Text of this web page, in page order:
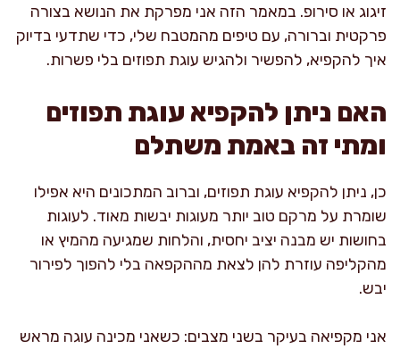
זיגוג או סירופ. במאמר הזה אני מפרקת את הנושא בצורה
פרקטית וברורה, עם טיפים מהמטבח שלי, כדי שתדעי בדיוק
איך להקפיא, להפשיר ולהגיש עוגת תפוזים בלי פשרות.
האם ניתן להקפיא עוגת תפוזים
ומתי זה באמת משתלם
כן, ניתן להקפיא עוגת תפוזים, וברוב המתכונים היא אפילו
שומרת על מרקם טוב יותר מעוגות יבשות מאוד. לעוגות
בחושות יש מבנה יציב יחסית, והלחות שמגיעה מהמיץ או
מהקליפה עוזרת להן לצאת מההקפאה בלי להפוך לפירור
יבש.
אני מקפיאה בעיקר בשני מצבים: כשאני מכינה עוגה מראש